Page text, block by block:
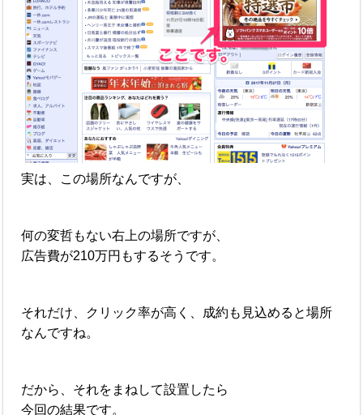
実は、この場所なんですが、
何の変哲もない右上の場所ですが、
広告費が210万円もするそうです。
それだけ、クリック率が高く、成約も見込めると場所
なんですね。
だから、それをまねして設置したら
今回の結果です。